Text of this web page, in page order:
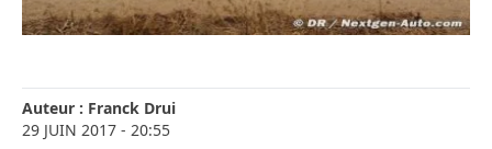
Auteur : Franck Drui
29 JUIN 2017 - 20:55